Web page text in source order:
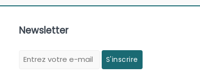
Newsletter
S'inscrire